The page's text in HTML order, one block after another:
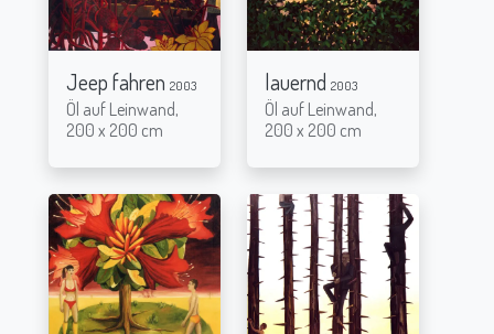
Jeep fahren 2003
Öl auf Leinwand,
200 x 200 cm
lauernd 2003
Öl auf Leinwand,
200 x 200 cm